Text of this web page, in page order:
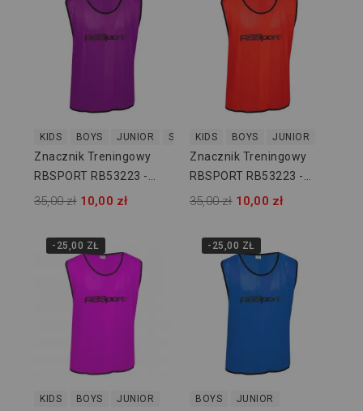
KIDS BOYS JUNIOR SENIOR
Znacznik Treningowy
RBSPORT RB53223 -
Fioletowy
35,00 zł 10,00 zł
KIDS BOYS JUNIOR
Znacznik Treningowy
RBSPORT RB53223 -
Czerwony
35,00 zł 10,00 zł
-25,00 ZŁ
KIDS BOYS JUNIOR
-25,00 ZŁ
BOYS JUNIOR